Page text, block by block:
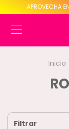
APROVECHA
Inicio
Filtrar